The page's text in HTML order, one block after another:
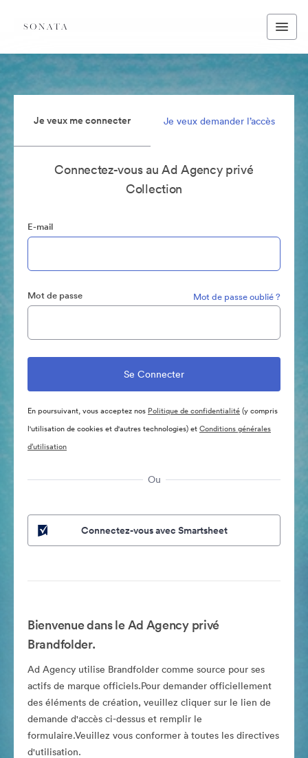
Je veux me connecter Je veux demander l’accès
Connectez-vous au Ad Agency privé
Collection
E-mail
Mot de passe Mot de passe oublié ?
En poursuivant, vous acceptez nos Politique de confidentialité(y compris
l'utilisation de cookies et d'autres technologies) etConditions générales
d’utilisation
Ou
Connectez-vous avec Smartsheet
Bienvenue dans le Ad Agency privé
Brandfolder.
Ad Agency utilise Brandfolder comme source pour ses
actifs de marque officiels.Pour demander officiellement
des éléments de création, veuillez cliquer sur le lien de
demande d'accès ci-dessus et remplir le
formulaire.Veuillez vous conformer à toutes les directives
d'utilisation.